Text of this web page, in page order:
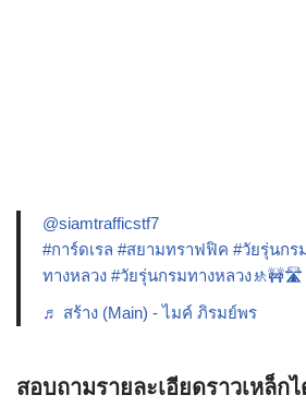
@siamtrafficstf7
#การ์ดเรล #สยามทราฟฟิค #วัยรุ่นกร
ทางหลวง #วัยรุ่นกรมทางหลวง🚸🚧🛣️
♬ สร้าง (Main) - ไมค์ ภิรมย์พร
สอบถามรายละเอียดราวเหล็ก